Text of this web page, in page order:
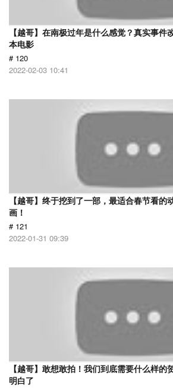
【越哥】在南极过年是什么感觉？真实事件
本电影
# 120
2022-02-03 10:41
【越哥】终于挖到了一部，最适合春节看的
画！
# 121
2022-01-31 09:39
【越哥】敢想敢拍！我们到底需要什么样的
明白了